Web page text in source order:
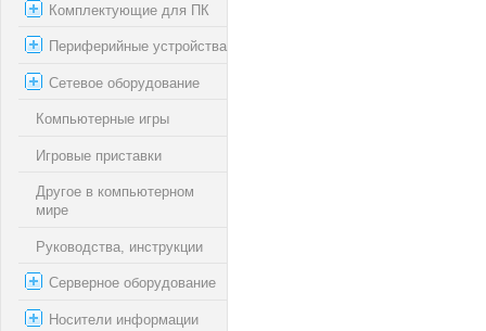
Комплектующие для ПК
Периферийные устройства
Сетевое оборудование
Компьютерные игры
Игровые приставки
Другое в компьютерном
мире
Руководства, инструкции
Серверное оборудование
Носители информации